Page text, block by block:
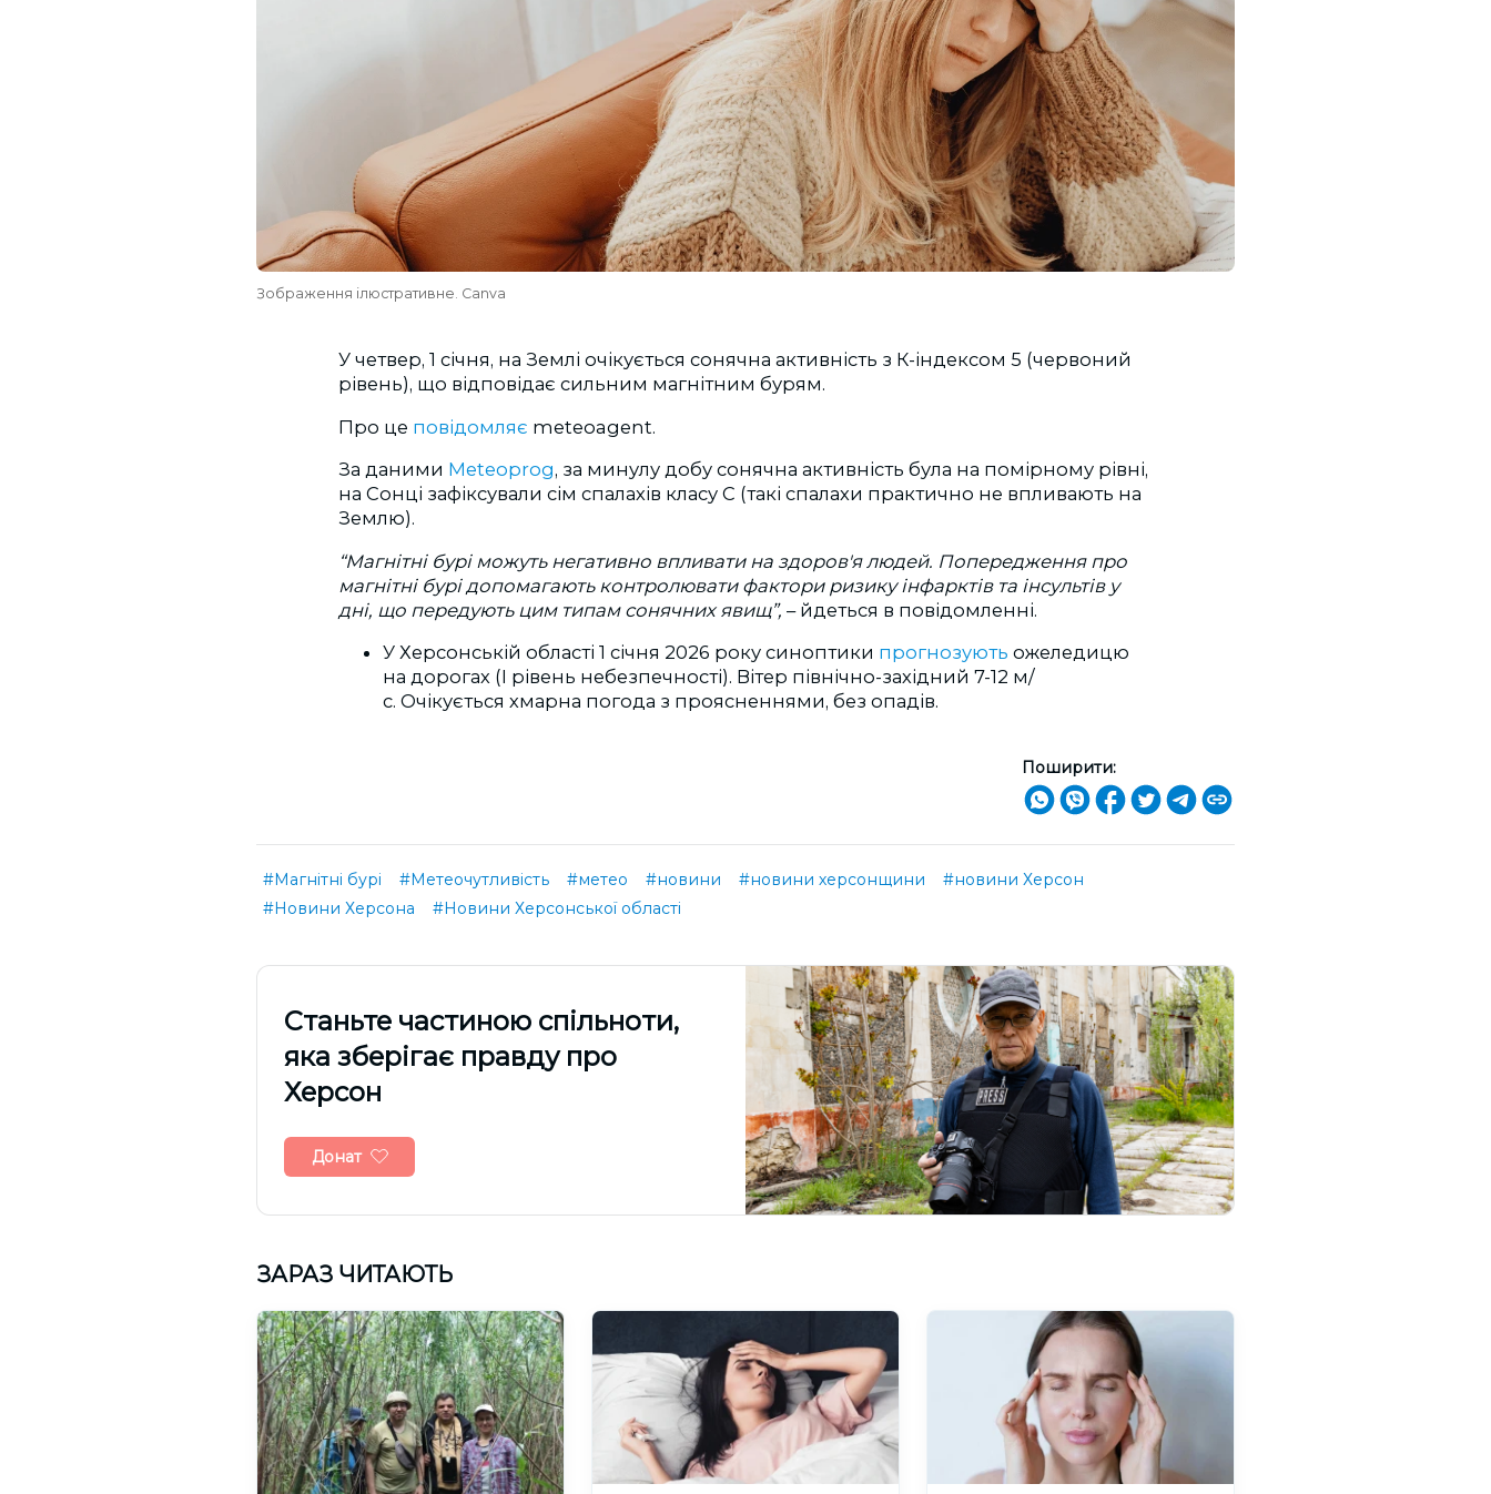
Зображення ілюстративне. Canva
У четвер, 1 січня, на Землі очікується сонячна активність з К-індексом 5 (червоний
рівень), що відповідає сильним магнітним бурям.
Про це повідомляє meteoagent.
За даними Meteoprog, за минулу добу сонячна активність була на помірному рівні,
на Сонці зафіксували сім спалахів класу С (такі спалахи практично не впливають на
Землю).
“Магнітні бурі можуть негативно впливати на здоров'я людей. Попередження про
магнітні бурі допомагають контролювати фактори ризику інфарктів та інсультів у
дні, що передують цим типам сонячних явищ”, – йдеться в повідомленні.
У Херсонській області 1 січня 2026 року синоптики прогнозують ожеледицю
на дорогах (I рівень небезпечності). Вітер північно-західний 7-12 м/
с. Очікується хмарна погода з проясненнями, без опадів.
Поширити:
#Магнітні бурі #Метеочутливість #метео #новини #новини херсонщини
#новини Херсон
#Новини Херсона
#Новини Херсонської області
Cтаньте частиною спільноти,
яка зберігає правду про
Херсон
Донат
ЗАРАЗ ЧИТАЮТЬ